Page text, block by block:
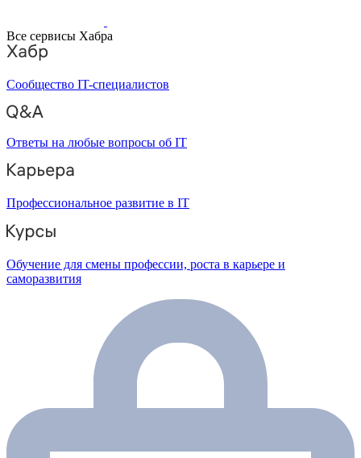
Все сервисы Хабра
Сообщество IT-специалистов
Ответы на любые вопросы об IT
Профессиональное развитие в IT
Обучение для смены профессии, роста в карьере и
саморазвития